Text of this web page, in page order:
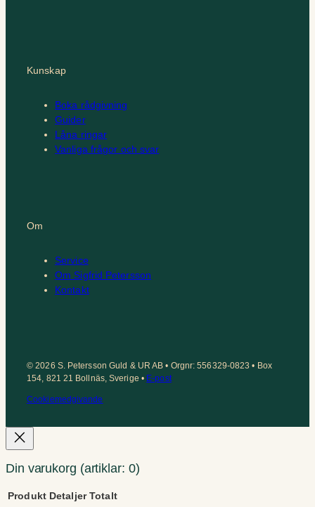
Kunskap
Boka rådgivning
Guider
Låna ringar
Vanliga frågor och svar
Om
Service
Om Sigfrid Petersson
Kontakt
© 2026 S. Petersson Guld & UR AB • Orgnr: 556329-0823 • Box
154, 821 21 Bollnäs, Sverige • E-post
Cookiemedgivande
Din varukorg (artiklar: 0)
Produkt Detaljer Totalt